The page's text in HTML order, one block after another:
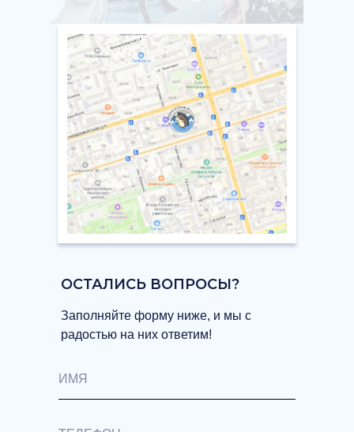
Заполняйте форму ниже, и мы с
радостью на них ответим!
ОСТАЛИСЬ ВОПРОСЫ?